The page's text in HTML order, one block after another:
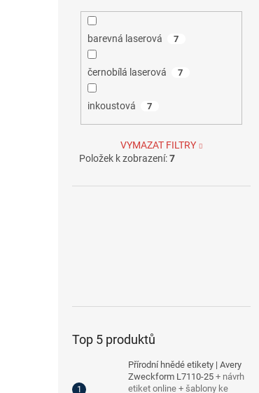
barevná laserová 7
černobílá laserová 7
inkoustová 7
VYMAZAT FILTRY
Položek k zobrazení:7
Top 5 produktů
Přírodní hnědé etikety | Avery
Zweckform L7110-25 + návrh
etiket online + šablony ke